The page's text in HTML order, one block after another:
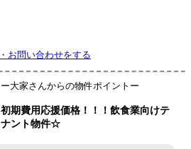
・お問い合わせをする
ー大家さんからの物件ポイントー
初期費用応援価格！！！飲食業向けテ
ナント物件☆